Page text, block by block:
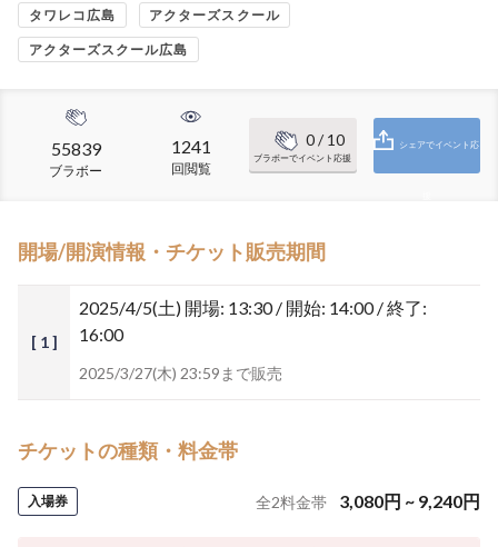
タワレコ広島 アクターズスクール
アクターズスクール広島
55839
ブラボー
1241
回閲覧
0/ 10
ブラボーでイベント応援
シェアでイベント応
開場/開演情報・チケット販売期間
[ 1 ]
2025/4/5(土) 開場: 13:30 / 開始: 14:00 / 終了:
16:00
2025/3/27(木) 23:59まで販売
チケットの種類・料金帯
入場券 全2料金帯 3,080円 ~ 9,240円